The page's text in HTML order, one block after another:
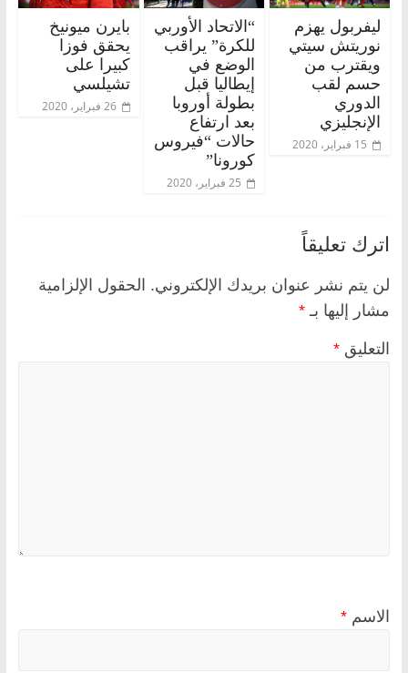
ليفربول يهزم
نوريتش سيتي
ويقترب من
حسم لقب
الدوري
الإنجليزي
15 فبراير، 2020
“الاتحاد الأوربي
للكرة” يراقب
الوضع في
إيطاليا قبل
بطولة أوروبا
بعد ارتفاع
حالات “فيروس
كورونا”
25 فبراير، 2020
بايرن ميونيخ
يحقق فوزا
كبيرا على
تشيلسي
26 فبراير، 2020
اترك تعليقاً
لن يتم نشر عنوان بريدك الإلكتروني. الحقول الإلزامية
مشار إليها بـ *
التعليق *
الاسم *